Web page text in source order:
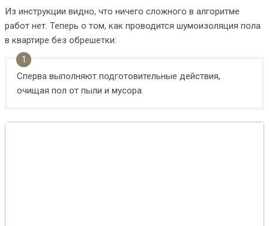
Из инструкции видно, что ничего сложного в алгоритме
работ нет. Теперь о том, как проводится шумоизоляция пола
в квартире без обрешетки:
Сперва выполняют подготовительные действия,
очищая пол от пыли и мусора.